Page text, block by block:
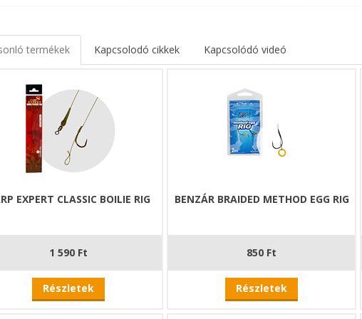
termékek Kapcsolodó cikkek Kapcsolódó videó
EXPERT CLASSIC BOILIE RIG
1 590 Ft
Részletek
BENZÁR BRAIDED METHOD EGG RIG
850 Ft
Részletek